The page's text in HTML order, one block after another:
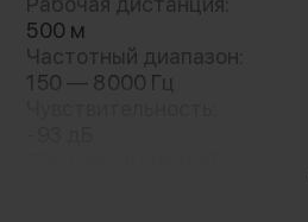
500 м
Частотный диапазон:
150 — 8000 Гц